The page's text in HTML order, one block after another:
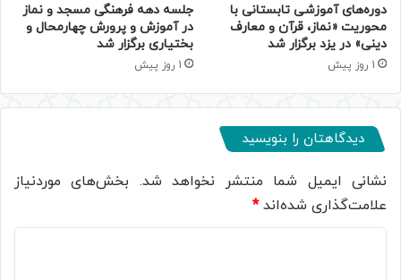
دوره‌های آموزشی تابستانی با
محوریت «نماز، قرآن و معارف
دینی» در یزد برگزار شد
1 روز پیش
جلسه دهه فرهنگی مسجد و نماز
در آموزش و پرورش چهارمحال و
بختیاری برگزار شد
1 روز پیش
دیدگاهتان را بنویسید
نشانی ایمیل شما منتشر نخواهد شد. بخش‌های موردنیاز
علامت‌گذاری شده‌اند*